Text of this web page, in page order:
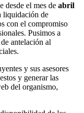
desde el mes de abril
liquidación de
con el compromiso
Pusimos a
antelación al
y sus asesores
y generar las
del organismo,